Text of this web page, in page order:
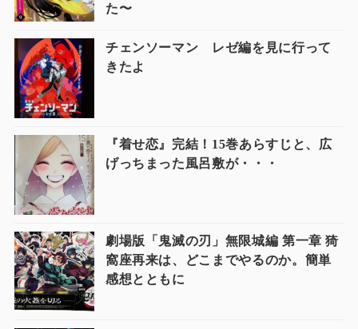
た〜
チェンソーマン レゼ編を見に行って
きたよ
『着せ恋』完結！15巻あらすじと、広
げっちまった風呂敷が・・・
劇場版「鬼滅の刃」無限城編 第一章 猗
窩座再来は、どこまでやるのか。簡単
感想とともに